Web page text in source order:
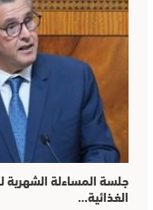
جلسة المساءلة الشهرية
الغذائية…